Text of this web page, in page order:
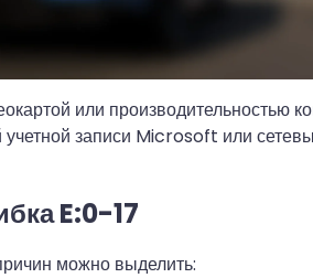
или производительностью
записи Microsoft или
E:0-17
можно выделить: